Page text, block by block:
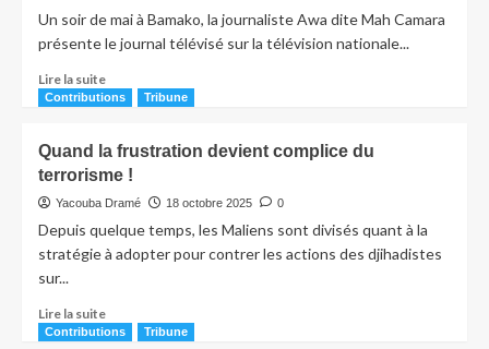
Un soir de mai à Bamako, la journaliste Awa dite Mah Camara
présente le journal télévisé sur la télévision nationale...
Lire la suite
Contributions Tribune
Quand la frustration devient complice du
terrorisme !
Yacouba Dramé 18 octobre 2025 0
Depuis quelque temps, les Maliens sont divisés quant à la
stratégie à adopter pour contrer les actions des djihadistes
sur...
Lire la suite
Contributions Tribune